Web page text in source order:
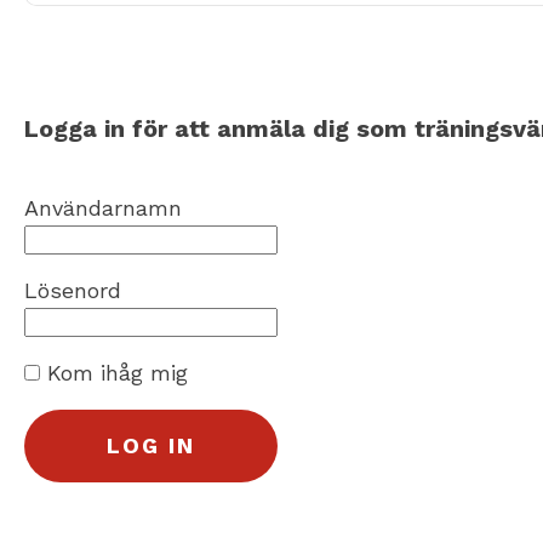
Logga in för att anmäla dig som
Användarnamn
Lösenord
Kom ihåg mig